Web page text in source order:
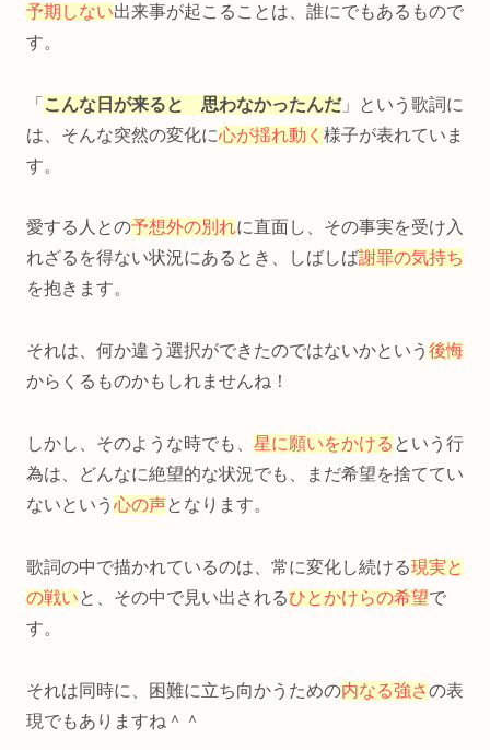
予期しない出来事が起こることは、誰にでもあるもので
す。
「 こんな日が来ると 思わなかったんだ」という歌詞に
は、そんな突然の変化に心が揺れ動く 様子が表れていま
す。
愛する人との予想外の別れに直面し、その事実を受け入
れざるを得ない状況にあるとき、しばしば謝罪の気持ち
を抱きます。
それは、何か違う選択ができたのではないかという 後悔
からくるものかもしれませんね！
しかし、そのような時でも、 星に願いをかける という行
為は、どんなに絶望的な状況でも、まだ希望を捨ててい
ないという 心の声となります。
歌詞の中で描かれているのは、常に変化し続ける現実と
の戦いと、その中で見い出されるひとかけらの希望で
す。
それは同時に、困難に立ち向かうための内なる強さの表
現でもありますね＾＾